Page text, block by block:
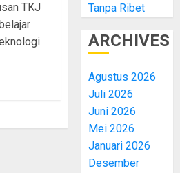
TKJ
Tanpa Ribet
ARCHIVES
Agustus 2026
Juli 2026
Juni 2026
Mei 2026
Januari 2026
Desember